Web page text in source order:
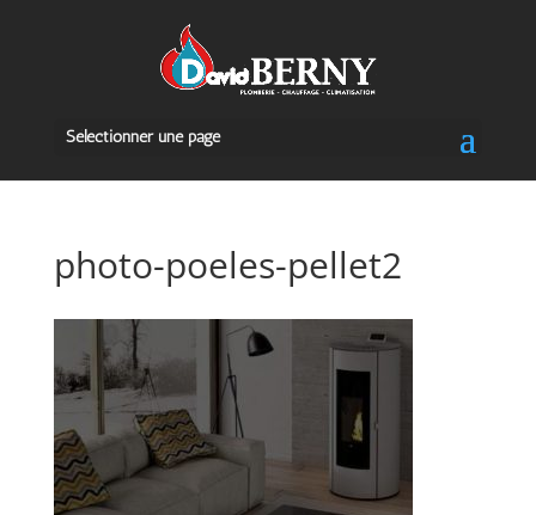
Sélectionner une page
photo-poeles-pellet2